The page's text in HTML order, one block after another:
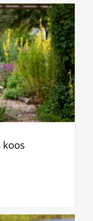
koos